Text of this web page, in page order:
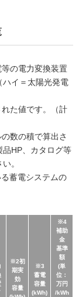
の電力変換装置
ハイ＝太陽光発電
た値です。（計
数の積で算出さ
HP、カタログ等
。
蓄電システムの
※2初
期実
効
容量
※3
蓄電
容量
(kWh)
※4
補助
金
基準
額
(単
位：
万円
/kWh